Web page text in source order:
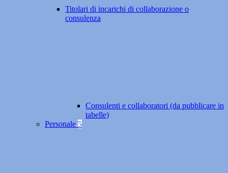
Titolari di incarichi di collaborazione o
consulenza
Consulenti e collaboratori (da pubblicare in
tabelle)
Personale 5